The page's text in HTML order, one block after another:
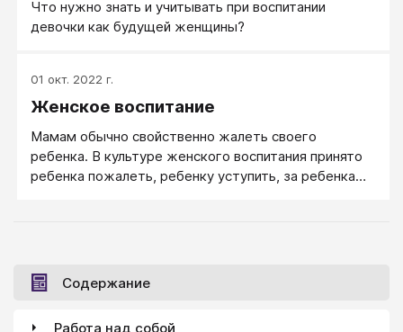
Что нужно знать и учитывать при воспитании
девочки как будущей женщины?
01 окт. 2022 г.
Женское воспитание
Мамам обычно свойственно жалеть своего
ребенка. В культуре женского воспитания принято
ребенка пожалеть, ребенку уступить, за ребенка
женщины: «Ты мой маленький!», этим она
награждает и любимого мужчину, когда
Содержание
Работа над собой